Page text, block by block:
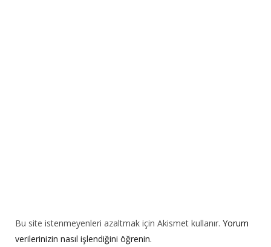
Bu site istenmeyenleri azaltmak için Akismet kullanır. Yorum
verilerinizin nasıl işlendiğini öğrenin.